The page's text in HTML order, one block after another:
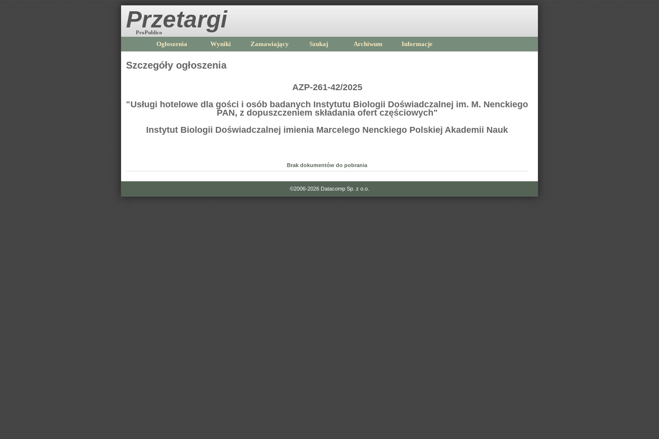
Przetargi
ProPublico
Ogłoszenia Wyniki Zamawiający Szukaj Archiwum Informacje
Szczegóły ogłoszenia
AZP-261-42/2025
"Usługi hotelowe dla gości i osób badanych Instytutu Biologii Doświadczalnej im. M. Nenckiego
PAN, z dopuszczeniem składania ofert częściowych"
Instytut Biologii Doświadczalnej imienia Marcelego Nenckiego Polskiej Akademii Nauk
Brak dokumentów do pobrania
©2006-2026 Datacomp Sp. z o.o.